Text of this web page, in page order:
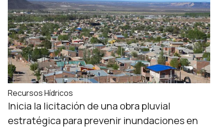
Recursos Hídricos
Inicia la licitación de una obra pluvial
estratégica para prevenir inundaciones en